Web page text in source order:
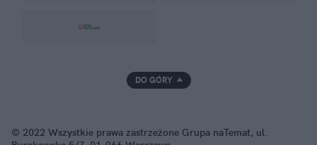
DO GÓRY
© 2022 Wszystkie prawa zastrzeżone Grupa naTemat, ul.